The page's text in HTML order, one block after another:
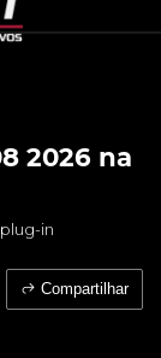
2026 na
in
Compartilhar